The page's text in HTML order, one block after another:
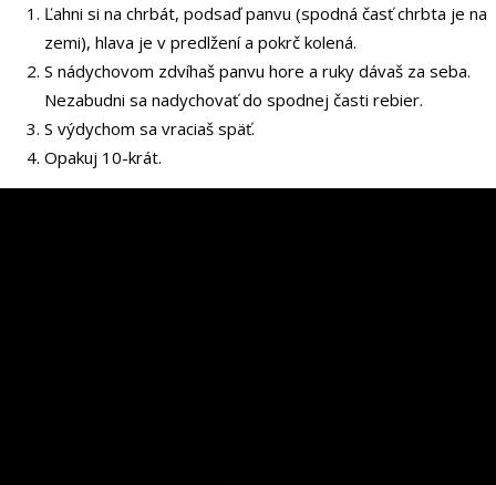
Ľahni si na chrbát, podsaď panvu (spodná časť chrbta je na
zemi), hlava je v predlžení a pokrč kolená.
S nádychovom zdvíhaš panvu hore a ruky dávaš za seba.
Nezabudni sa nadychovať do spodnej časti rebier.
S výdychom sa vraciaš späť.
Opakuj 10-krát.